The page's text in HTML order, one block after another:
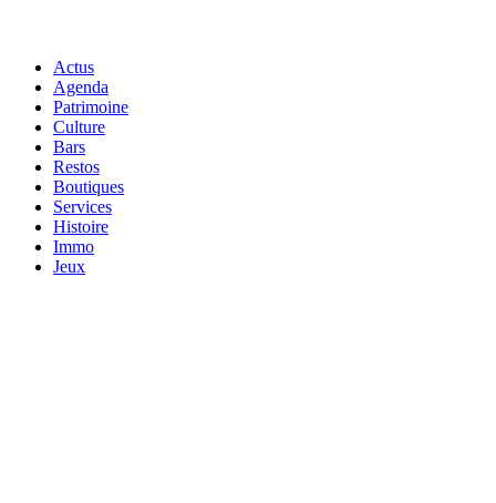
Actus
Agenda
Patrimoine
Culture
Bars
Restos
Boutiques
Services
Histoire
Immo
Jeux